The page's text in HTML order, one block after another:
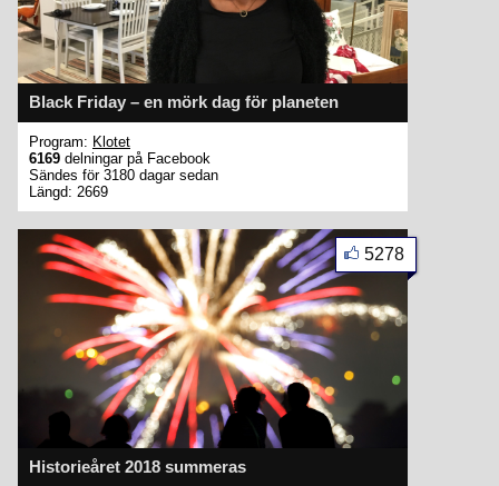
Black Friday – en mörk dag för planeten
Program: Klotet
6169 delningar på Facebook
Sändes för 3180 dagar sedan
Längd: 2669
Historieåret 2018 summeras
5278